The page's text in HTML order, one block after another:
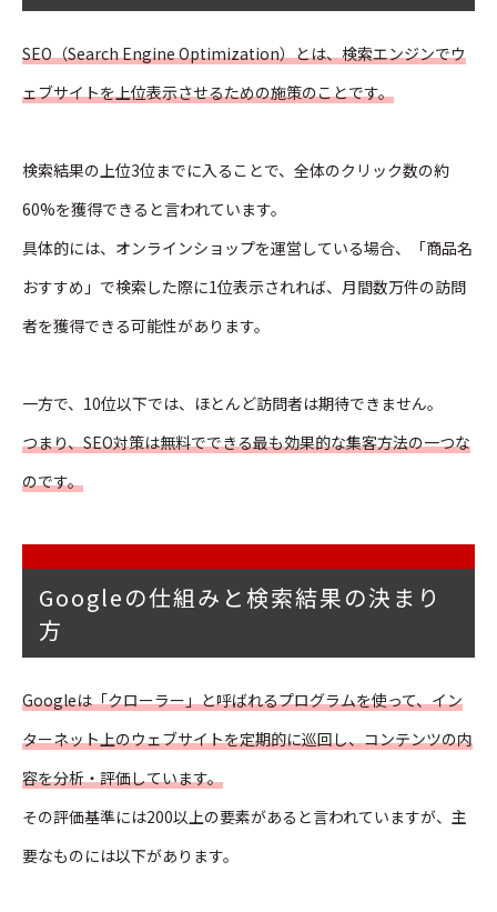
SEO（Search Engine Optimization）とは、検索エンジンでウ
ェブサイトを上位表示させるための施策のことです。
検索結果の上位3位までに入ることで、全体のクリック数の約
60%を獲得できると言われています。
具体的には、オンラインショップを運営している場合、「商品名
おすすめ」で検索した際に1位表示されれば、月間数万件の訪問
者を獲得できる可能性があります。
一方で、10位以下では、ほとんど訪問者は期待できません。
つまり、SEO対策は無料でできる最も効果的な集客方法の一つな
のです。
Googleの仕組みと検索結果の決まり
方
Googleは「クローラー」と呼ばれるプログラムを使って、イン
ターネット上のウェブサイトを定期的に巡回し、コンテンツの内
容を分析・評価しています。
その評価基準には200以上の要素があると言われていますが、主
要なものには以下があります。